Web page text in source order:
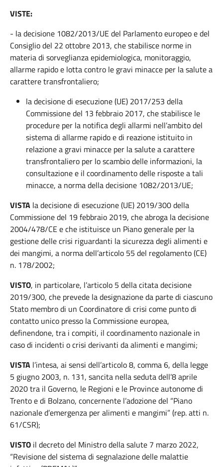
VISTE:
- la decisione 1082/2013/UE del Parlamento europeo e del
Consiglio del 22 ottobre 2013, che stabilisce norme in
materia di sorveglianza epidemiologica, monitoraggio,
allarme rapido e lotta contro le gravi minacce per la salute a
carattere transfrontaliero;
la decisione di esecuzione (UE) 2017/253 della
Commissione del 13 febbraio 2017, che stabilisce le
procedure per la notifica degli allarmi nell’ambito del
sistema di allarme rapido e di reazione istituito in
relazione a gravi minacce per la salute a carattere
transfrontaliero per lo scambio delle informazioni, la
consultazione e il coordinamento delle risposte a tali
minacce, a norma della decisione 1082/2013/UE;
VISTA la decisione di esecuzione (UE) 2019/300 della
Commissione del 19 febbraio 2019, che abroga la decisione
2004/478/CE e che istituisce un Piano generale per la
gestione delle crisi riguardanti la sicurezza degli alimenti e
dei mangimi, a norma dell’articolo 55 del regolamento (CE)
n. 178/2002;
VISTO, in particolare, l’articolo 5 della citata decisione
2019/300, che prevede la designazione da parte di ciascuno
Stato membro di un Coordinatore di crisi come punto di
contatto unico presso la Commissione europea,
definendone, tra i compiti, il coordinamento nazionale in
caso di incidenti o crisi derivanti da alimenti e mangimi;
VISTA l’intesa, ai sensi dell’articolo 8, comma 6, della legge
5 giugno 2003, n. 131, sancita nella seduta dell’8 aprile
2020 tra il Governo, le Regioni e le Province autonome di
Trento e di Bolzano, concernente l’adozione del “Piano
nazionale d’emergenza per alimenti e mangimi” (rep. atti n.
61/CSR);
VISTO il decreto del Ministro della salute 7 marzo 2022,
“Revisione del sistema di segnalazione delle malattie